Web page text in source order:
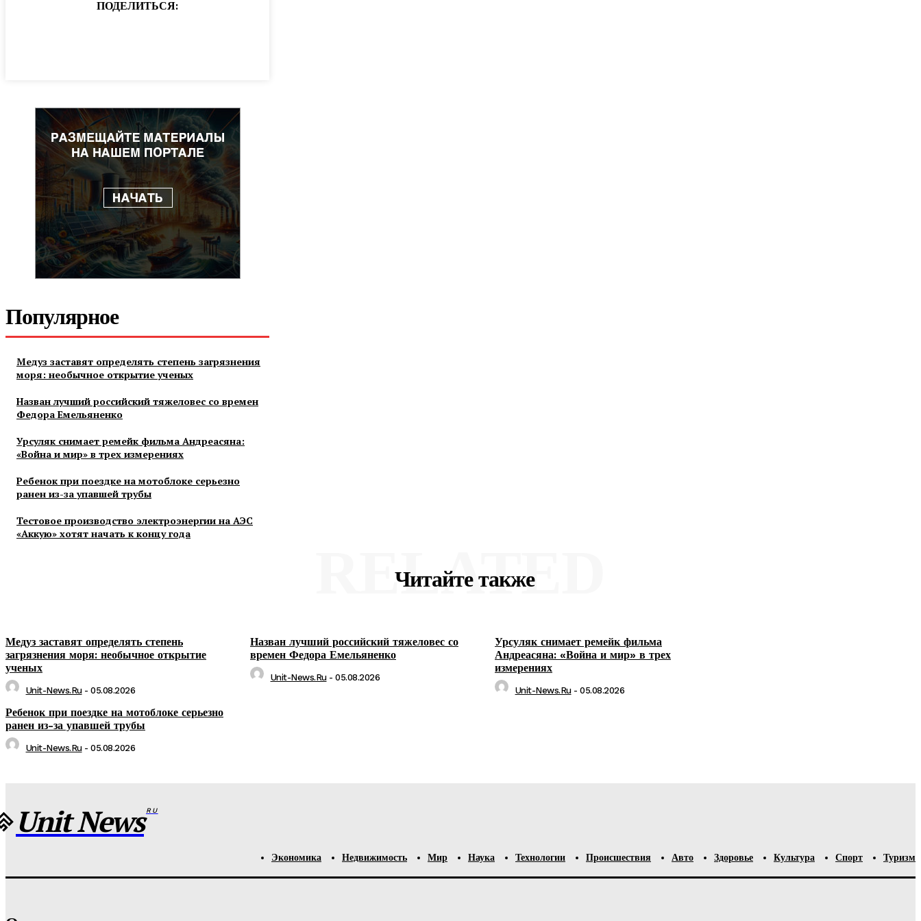
ПОДЕЛИТЬСЯ:
Популярное
Медуз заставят определять степень загрязнения
моря: необычное открытие ученых
Назван лучший российский тяжеловес со времен
Федора Емельяненко
Урсуляк снимает ремейк фильма Андреасяна:
«Война и мир» в трех измерениях
Ребенок при поездке на мотоблоке серьезно
ранен из-за упавшей трубы
Тестовое производство электроэнергии на АЭС
«Аккую» хотят начать к концу года
Читайте также
RELATED
Медуз заставят определять степень
загрязнения моря: необычное открытие
ученых
Unit-News.ru - 05.08.2026
Назван лучший российский тяжеловес со
времен Федора Емельяненко
Unit-News.ru - 05.08.2026
Урсуляк снимает ремейк фильма
Андреасяна: «Война и мир» в трех
измерениях
Unit-News.ru - 05.08.2026
Ребенок при поездке на мотоблоке серьезно
ранен из-за упавшей трубы
Unit-News.ru - 05.08.2026
Unit News RU
Экономика Недвижимость Мир Наука Технологии Происшествия Авто Здоровье Культура Спорт Туризм